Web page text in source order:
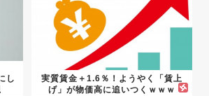
し
実質賃金＋1.6％！ようやく「賃上
げ」が物価高に追いつくｗｗｗ